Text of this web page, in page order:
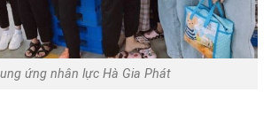
ứng nhân lực Hà Gia Phát